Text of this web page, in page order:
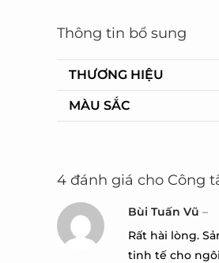
Thông tin bổ sung
THƯƠNG HIỆU
MÀU SẮC
4 đánh giá cho Công
Bùi Tuấn Vũ –
Rất hài lòng.
tinh tế cho